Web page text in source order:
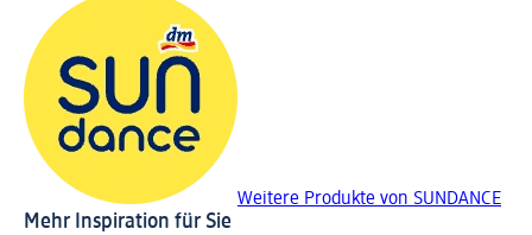
Weitere Produkte von SUNDANCE
Mehr Inspiration für Sie